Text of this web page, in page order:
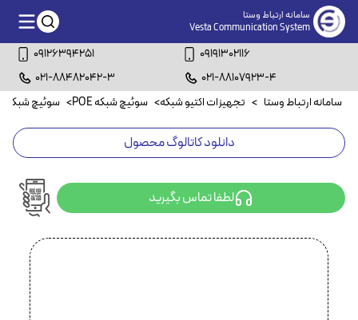
سامانه ارتباط وستا
Vesta Communication System
09126394251
09191302116
021-88482042-3
021-88107923-4
سامانه ارتباط وستا > تجهیزات اکتیو شبکه> سوئیچ شبکه POE > سوئیچ شبکه ۲۴ پورت POE
دانلود کاتالوگ محصول
لطفا تماس بگیرید